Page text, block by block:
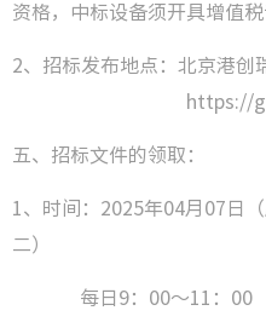
资格，中标设备须开具增值税
2、招标发布地点：北京港创
https://
五、招标文件的领取：
1、时间：2025年04月07日
二）
每日 9：00～11：00